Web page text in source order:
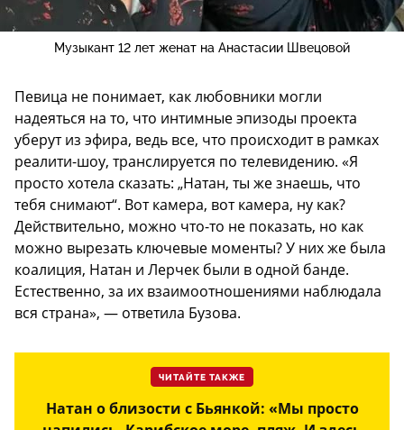
Музыкант 12 лет женат на Анастасии Швецовой
Певица не понимает, как любовники могли
надеяться на то, что интимные эпизоды проекта
уберут из эфира, ведь все, что происходит в рамках
реалити-шоу, транслируется по телевидению. «Я
просто хотела сказать: „Натан, ты же знаешь, что
тебя снимают“. Вот камера, вот камера, ну как?
Действительно, можно что-то не показать, но как
можно вырезать ключевые моменты? У них же была
коалиция, Натан и Лерчек были в одной банде.
Естественно, за их взаимоотношениями наблюдала
вся страна», — ответила Бузова.
ЧИТАЙТЕ ТАКЖЕ
Натан о близости с Бьянкой: «Мы просто